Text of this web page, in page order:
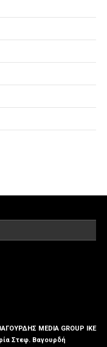
MEDIA GROUP IKE
Στεφ. Βαγουρδή